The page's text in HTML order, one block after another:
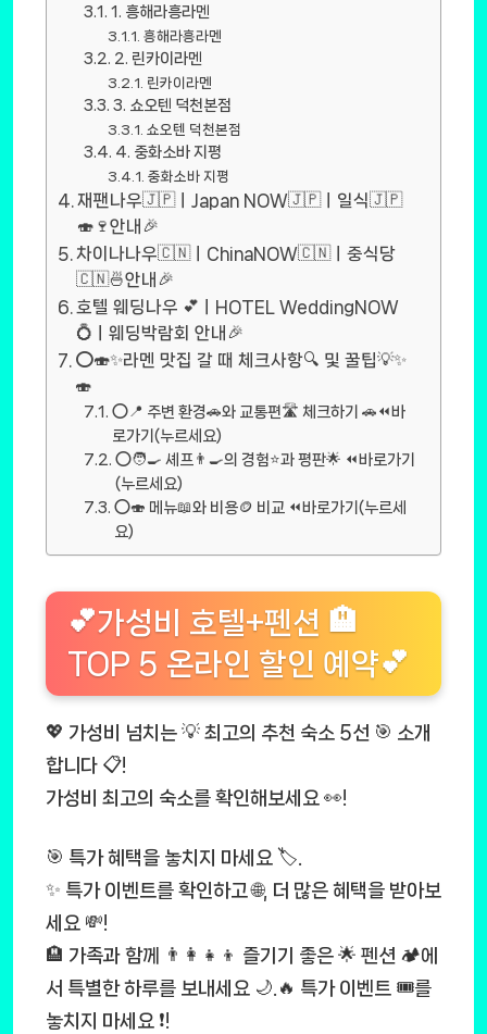
1. 흥해라흥라멘
흥해라흥라멘
2. 린카이라멘
린카이라멘
3. 쇼오텐 덕천본점
쇼오텐 덕천본점
4. 중화소바 지평
중화소바 지평
재팬나우🇯🇵ㅣJapan NOW🇯🇵ㅣ일식🇯🇵
🍣🍷안내🎉
차이나나우🇨🇳ㅣChinaNOW🇨🇳ㅣ중식당
🇨🇳🍜안내🎉
호텔 웨딩나우 💕ㅣHOTEL WeddingNOW
💍ㅣ웨딩박람회 안내🎉
⭕🍣✨라멘 맛집 갈 때 체크사항🔍 및 꿀팁💡✨
🍣
⭕📍 주변 환경🚗와 교통편🛣️ 체크하기 🚗⏪바
로가기(누르세요)
⭕🧑‍🍳 셰프👨‍🍳의 경험⭐과 평판🌟 ⏪바로가기
(누르세요)
⭕🍣 메뉴📖와 비용🪙 비교 ⏪바로가기(누르세
요)
💕가성비 호텔+펜션 🏨
TOP 5 온라인 할인 예약💕
💖 가성비 넘치는 💡 최고의 추천 숙소 5선 🎯 소개
합니다 📋!
가성비 최고의 숙소를 확인해보세요 👀!
🎯 특가 혜택을 놓치지 마세요 🏷️.
✨ 특가 이벤트를 확인하고 🌐, 더 많은 혜택을 받아보
세요 💸!
🏨 가족과 함께 👨‍👩‍👧‍👦 즐기기 좋은 🌟 펜션 🏕️에
서 특별한 하루를 보내세요 🌙.🔥 특가 이벤트 🎟️를
놓치지 마세요 ❗!